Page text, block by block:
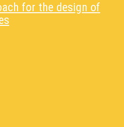
for the design of